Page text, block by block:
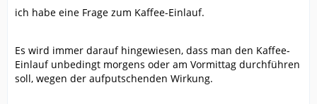
ich habe eine Frage zum Kaffee-Einlauf.
Es wird immer darauf hingewiesen, dass man den Kaffee-
Einlauf unbedingt morgens oder am Vormittag durchführen
soll, wegen der aufputschenden Wirkung.